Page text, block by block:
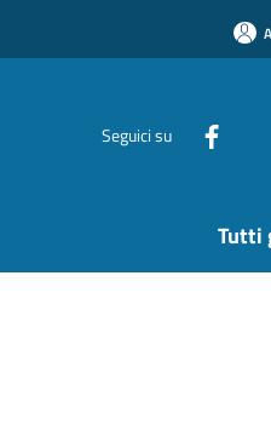
Seguici su
Tutti